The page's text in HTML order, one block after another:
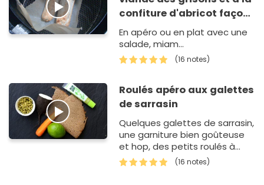
confiture d'abricot façon
airfryer
En apéro ou en plat avec une
salade, miam...
(16 notes)
Roulés apéro aux galettes
de sarrasin
Quelques galettes de sarrasin,
une garniture bien goûteuse
et hop, des petits roulés à
déguster du bout des doigts à
l'apér…
(16 notes)